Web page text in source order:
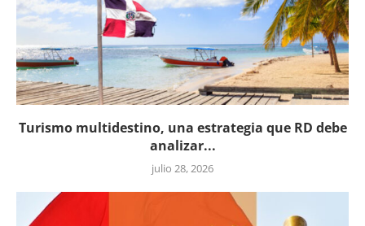
Turismo multidestino, una estrategia que RD debe
analizar...
julio 28, 2026